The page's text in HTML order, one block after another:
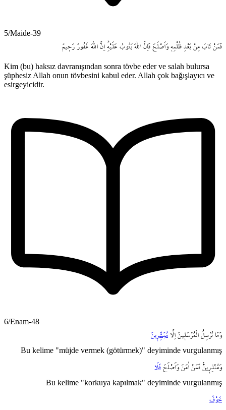
5/Maide-39
فَمَنْ تَابَ مِنْ بَعْدِ ظُلْمِه۪ وَاَصْلَحَ فَاِنَّ اللّٰهَ يَتُوبُ عَلَيْهِۜ اِنَّ اللّٰهَ غَفُورٌ رَح۪يمٌ
Kim (bu) haksız davranışından sonra tövbe eder ve salah bulursa
şüphesiz Allah onun tövbesini kabul eder. Allah çok bağışlayıcı ve
esirgeyicidir.
6/Enam-48
وَمَا نُرْسِلُ الْمُرْسَل۪ينَ اِلَّا مُبَشِّر۪ينَ
Bu kelime "müjde vermek (götürmek)" deyiminde vurgulanmış
وَمُنْذِر۪ينَۚ فَمَنْ اٰمَنَ وَاَصْلَحَ فَلَا
Bu kelime "korkuya kapılmak" deyiminde vurgulanmış
خَوْفٌ